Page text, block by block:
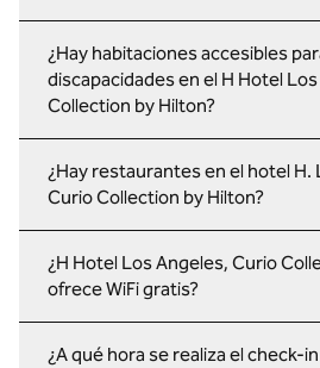
¿Hay habitaciones accesibles
discapacidades en el H Hotel
Collection by Hilton?
¿Hay restaurantes en el hotel H.
Curio Collection by Hilton?
¿H Hotel Los Angeles, Curio
ofrece WiFi gratis?
¿A qué hora se realiza el check-